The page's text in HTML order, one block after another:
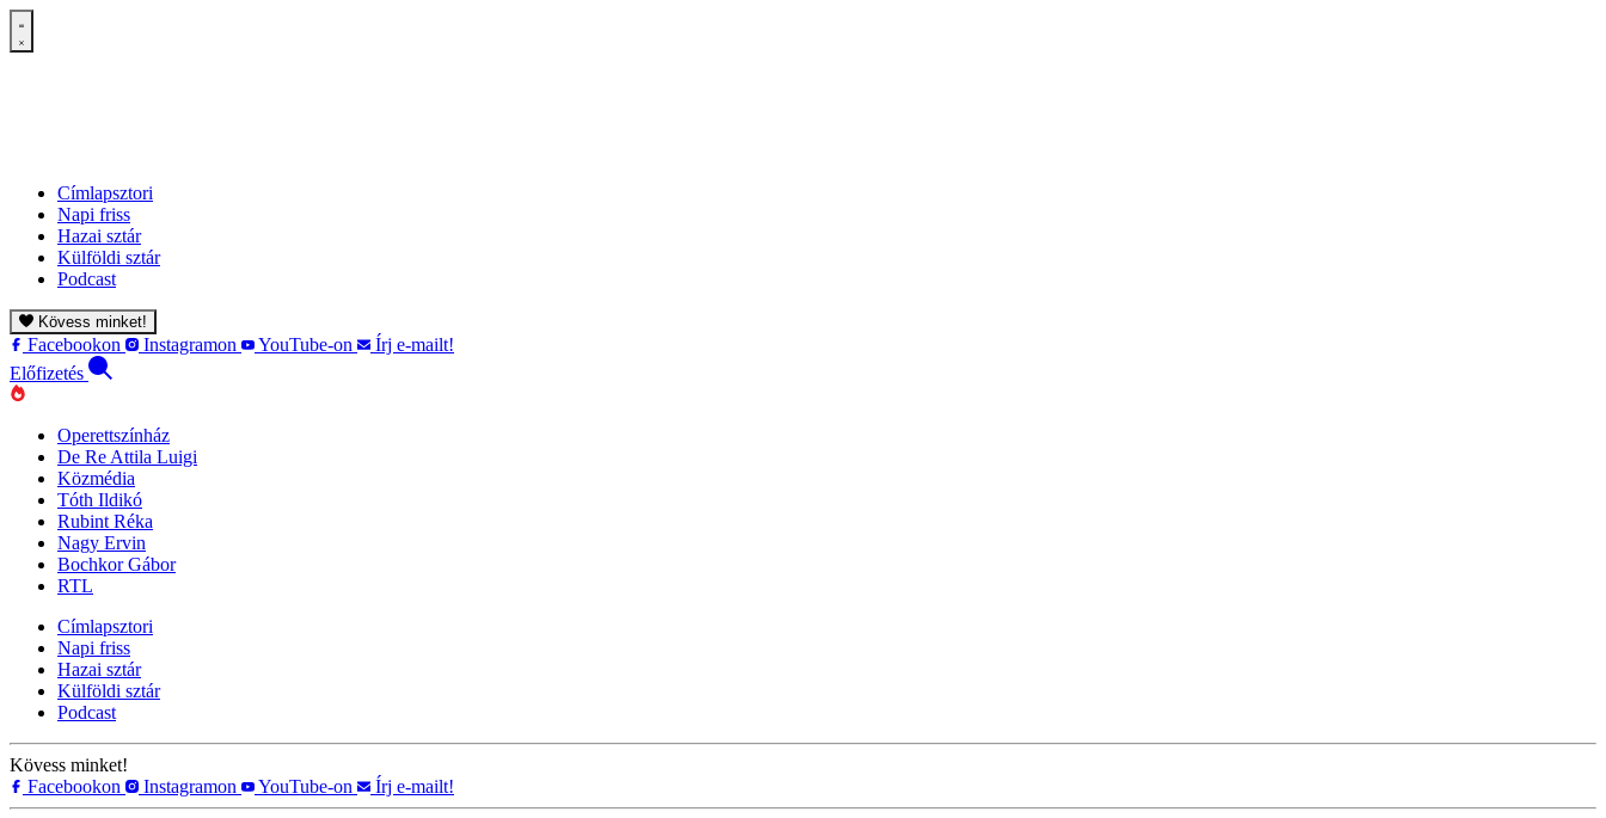
Címlapsztori
Napi friss
Hazai sztár
Külföldi sztár
Podcast
Kövess minket!
Facebookon Instagramon YouTube-on
Írj e-mailt!
Előfizetés
Operettszínház
De Re Attila Luigi
Közmédia
Tóth Ildikó
Rubint Réka
Nagy Ervin
Bochkor Gábor
RTL
Címlapsztori
Napi friss
Hazai sztár
Külföldi sztár
Podcast
Kövess minket!
Facebookon
Instagramon YouTube-on Írj e-mailt!